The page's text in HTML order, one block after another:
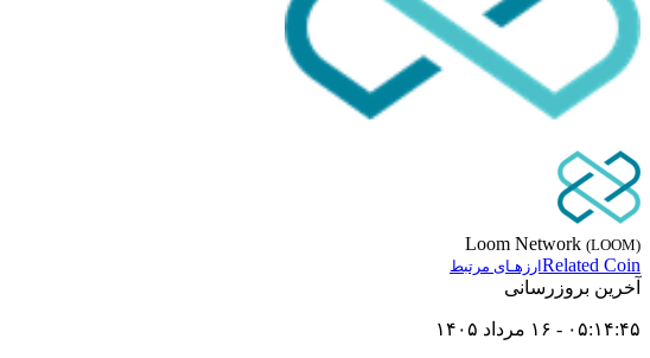
Loom Network (LOOM)
Related Coinارزهـای مرتبط
آخرین بروزرسانی
۰۵:۱۴:۴۵ - ۱۶ مرداد ۱۴۰۵